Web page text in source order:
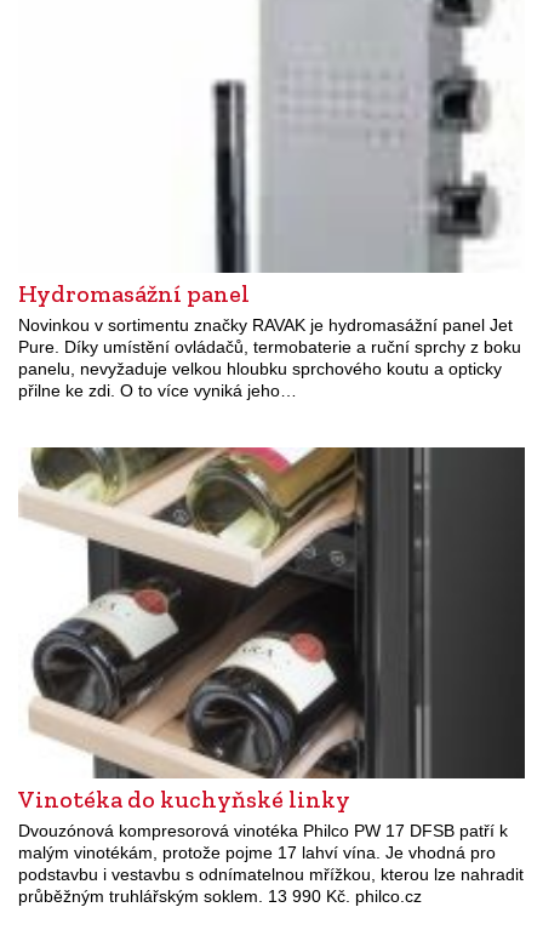
Hydromasážní panel
Novinkou v sortimentu značky RAVAK je hydromasážní panel Jet
Pure. Díky umístění ovládačů, termobaterie a ruční sprchy z boku
panelu, nevyžaduje velkou hloubku sprchového koutu a opticky
přilne ke zdi. O to více vyniká jeho…
Vinotéka do kuchyňské linky
Dvouzónová kompresorová vinotéka Philco PW 17 DFSB patří k
malým vinotékám, protože pojme 17 lahví vína. Je vhodná pro
podstavbu i vestavbu s odnímatelnou mřížkou, kterou lze nahradit
průběžným truhlářským soklem. 13 990 Kč. philco.cz